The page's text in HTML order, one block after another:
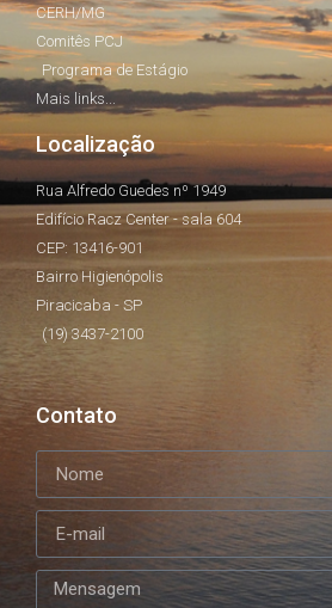
CERH/MG
Comitês PCJ
Programa de Estágio
Mais links...
Localização
Rua Alfredo Guedes nº 1949
Edifício Racz Center - sala 604
CEP: 13416-901
Bairro Higienópolis
Piracicaba - SP
(19) 3437-2100
Contato